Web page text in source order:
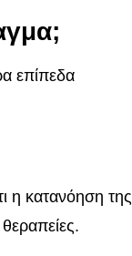
επίπεδα
η κατανόηση της